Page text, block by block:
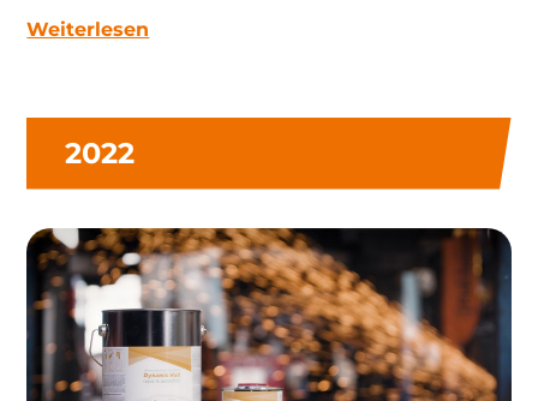
Weiterlesen
2022